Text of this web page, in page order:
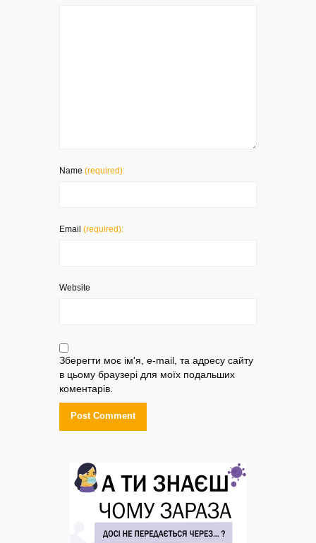
Name (required):
Email (required):
Website
Зберегти моє ім'я, e-mail, та адресу сайту
в цьому браузері для моїх подальших
коментарів.